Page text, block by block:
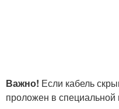
Важно! Если кабель
проложен в специальной